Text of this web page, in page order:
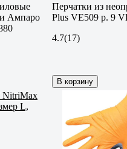
Ампаро
Перчатки из
Plus VE509 р. 9
4.7(17)
В корзину